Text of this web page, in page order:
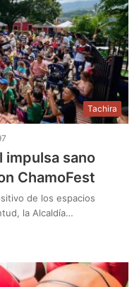
Tachira
impulsa sano
ChamoFest
de los espacios
la Alcaldía…